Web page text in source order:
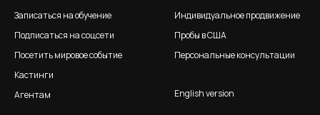
Записаться на обучение
Подписаться на соцсети
Посетить мировое событие
Кастинги
Агентам
Индивидуальное продвижение
Пробы в США
Персональные консультации
English version